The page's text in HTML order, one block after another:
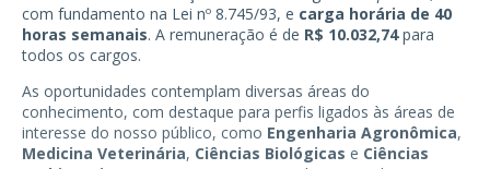
com fundamento na Lei nº 8.745/93, e carga horária de 40
horas semanais. A remuneração é de R$ 10.032,74para
todos os cargos.
As oportunidades contemplam diversas áreas do
conhecimento, com destaque para perfis ligados às áreas de
interesse do nosso público, como Engenharia Agronômica,
Medicina Veterinária, Ciências Biológicas e Ciências